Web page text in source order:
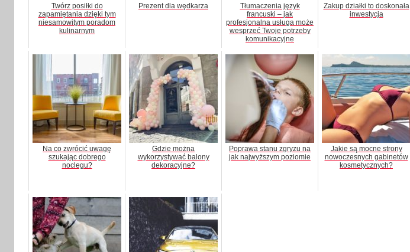
Twórz posiłki do
zapamiętania dzięki tym
niesamowitym poradom
kulinarnym
Prezent dla wędkarza
Tłumaczenia język
francuski – jak
profesjonalna usługa może
wesprzeć Twoje potrzeby
komunikacyjne
Zakup działki to doskonała
inwestycja
Na co zwrócić uwagę
szukając dobrego
noclegu?
Gdzie można
wykorzystywać balony
dekoracyjne?
Poprawa stanu zgryzu na
jak najwyższym poziomie
Jakie są mocne strony
nowoczesnych gabinetów
kosmetycznych?